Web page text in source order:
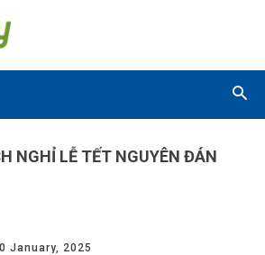
NGHỈ LỄ TẾT NGUYÊN ĐÁN
January, 2025